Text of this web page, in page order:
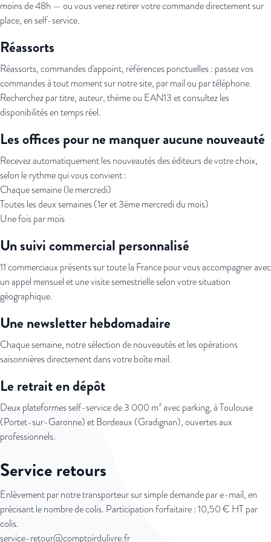
moins de 48h — ou vous venez retirer votre commande directement sur
place, en self-service.
Réassorts
Réassorts, commandes d'appoint, références ponctuelles : passez vos
commandes à tout moment sur notre site, par mail ou par téléphone.
Recherchez par titre, auteur, thème ou EAN13 et consultez les
disponibilités en temps réel.
Les offices pour ne manquer aucune nouveauté
Recevez automatiquement les nouveautés des éditeurs de votre choix,
selon le rythme qui vous convient :
Chaque semaine (le mercredi)
Toutes les deux semaines (1er et 3ème mercredi du mois)
Une fois par mois
Un suivi commercial personnalisé
11 commerciaux présents sur toute la France pour vous accompagner avec
un appel mensuel et une visite semestrielle selon votre situation
géographique.
Une newsletter hebdomadaire
Chaque semaine, notre sélection de nouveautés et les opérations
saisonnières directement dans votre boîte mail.
Le retrait en dépôt
Deux plateformes self-service de 3 000 m² avec parking, à Toulouse
(Portet-sur-Garonne) et Bordeaux (Gradignan), ouvertes aux
professionnels.
Service retours
Enlèvement par notre transporteur sur simple demande par e-mail, en
précisant le nombre de colis. Participation forfaitaire : 10,50 € HT par
colis.
service-retour@comptoirdulivre.fr